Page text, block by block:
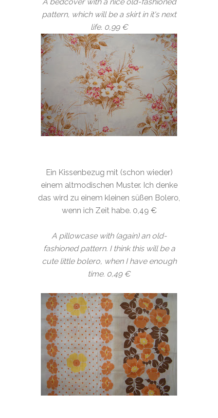
pattern, which will be a skirt in it's next
life. 0,99 €
Ein Kissenbezug mit (schon wieder)
einem altmodischen Muster. Ich denke
das wird zu einem kleinen süßen Bolero,
wenn ich Zeit habe. 0,49 €
A pillowcase with (again) an old-
fashioned pattern. I think this will be a
cute little bolero, when I have enough
time. 0,49 €